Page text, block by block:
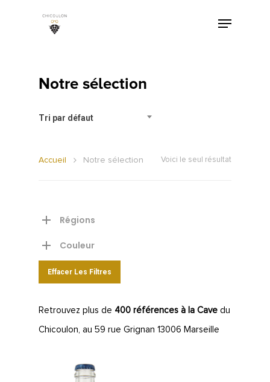
Notre sélection
Tri par défaut
Voici le seul résultat
Accueil Notre sélection
Régions
Couleur
Effacer Les Filtres
Retrouvez plus de 400 références à la Cave du
Chicoulon, au 59 rue Grignan 13006 Marseille